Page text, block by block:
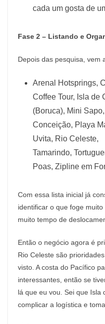
cada um gosta de
Fase 2 – Listando e
Depois das pesquisa, vem
Arenal Hotsprings,
Coffee Tour, Isla de
(Boruca), Mini
Conceição, Playa
Uvita, Rio Celeste,
Tamarindo,
Poas, Zipline em
Com essa lista inicial já
identificar o que foge
muito tempo de
Então o negócio agora é
Rio Celeste são
visto. A costa do Pacífico
interessantes, então se
lá que eu vou. Sei que Isla
complicar a logística e